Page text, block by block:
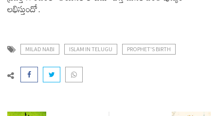
లభిస్తుందో.
MILAD NABI ISLAM IN TELUGU PROPHET'S BIRTH